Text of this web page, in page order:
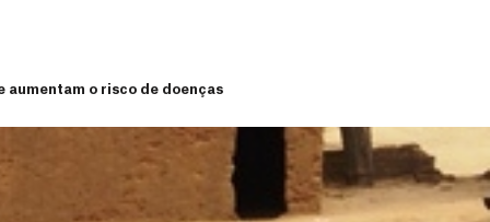
aumentam o risco de doenças